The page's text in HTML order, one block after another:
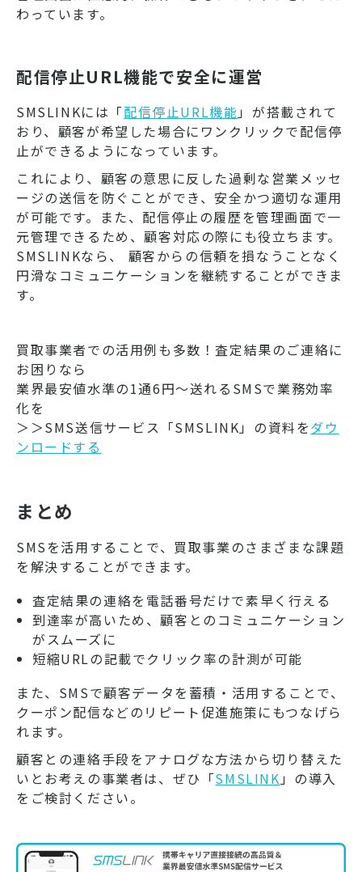
わっています。
配信停止URL機能で安全に運営
SMSLINKには「配信停止URL機能」が搭載されて
おり、顧客が希望した場合にワンクリックで配信停
止ができるようになっています。
これにより、顧客の意思に反した過剰な営業メッセ
ージの送信を防ぐことができ、安全かつ適切な運用
が可能です。また、配信停止の履歴を管理画面で一
元管理できるため、顧客対応の際にも役立ちます。
SMSLINKなら、 顧客からの信頼を損なうことなく
円滑なコミュニケーションを継続することができま
す。
買取事業者での活用例も多数！査定結果のご連絡に
お困りなら
業界最安値水準の1通6円～送れるSMSで業務効率
化を
＞＞SMS送信サービス「SMSLINK」の資料をダウ
ンロードする
まとめ
SMSを活用することで、買取事業のさまざまな課題
を解決することができます。
査定結果の連絡を電話番号だけで素早く行える
到達率が高いため、顧客とのコミュニケーション
がスムーズに
短縮URLの記載でクリック率の計測が可能
また、SMSで顧客データを蓄積・活用することで、
クーポン配信などのリピート促進施策にもつなげら
れます。
顧客との連絡手段をアナログな方法から切り替えた
いとお考えの事業者は、ぜひ「SMSLINK」の導入
をご検討ください。